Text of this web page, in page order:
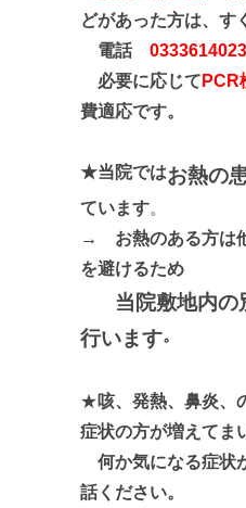
どがあった方は、す
電話 0333614023
必要に応じて PCR
費適応です。
★当院ではお熱の
ています。
→ お熱のある方は
を避けるため
当院敷地内の
行います。
★咳、発熱、鼻炎、
症状の方が増えてま
何か気になる症状
話ください。